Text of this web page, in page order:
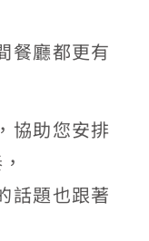
餐廳都更有
協助您安排
話題也跟著